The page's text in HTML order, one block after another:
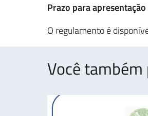
Prazo para
O regulamento é
Você